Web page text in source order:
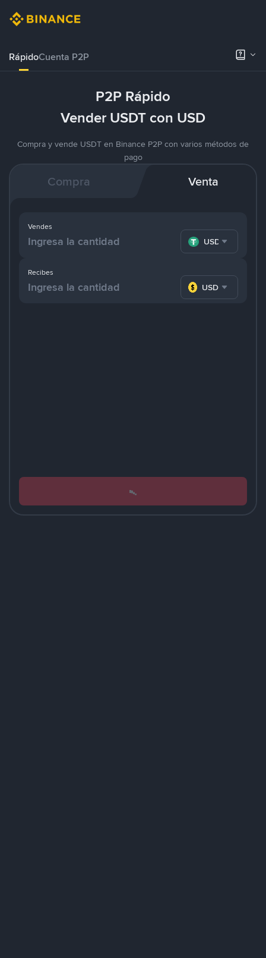
RápidoCuenta P2P
P2P Rápido
Vender USDT con USD
Compra y vende USDT en Binance P2P con varios métodos de
pago
Compra Venta
Recibes
USD
Vendes
USDT